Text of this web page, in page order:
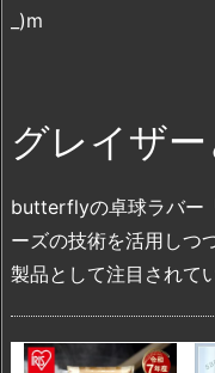
_)m
グレイザ
butterflyの卓球ラバー
ーズの技術を活用しつ
製品として注目されて